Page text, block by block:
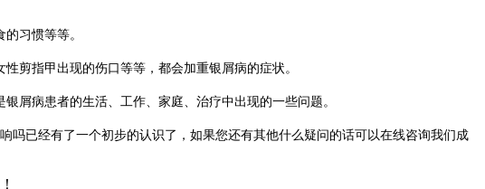
习惯等等。
剪指甲出现的伤口等等，都会加重银屑病的症状。
屑病患者的生活、工作、家庭、治疗中出现的一些问题。
已经有了一个初步的认识了，如果您还有其他什么疑问的话可以在线咨询我们成